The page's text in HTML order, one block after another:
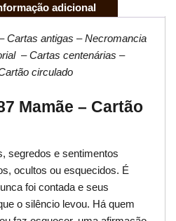
adicional
Cartas antigas – Necromancia
– Cartas centenárias –
circulado
Mamãe – Cartão
segredos e sentimentos
ocultos ou esquecidos. É
foi contada e seus
o silêncio levou. Há quem